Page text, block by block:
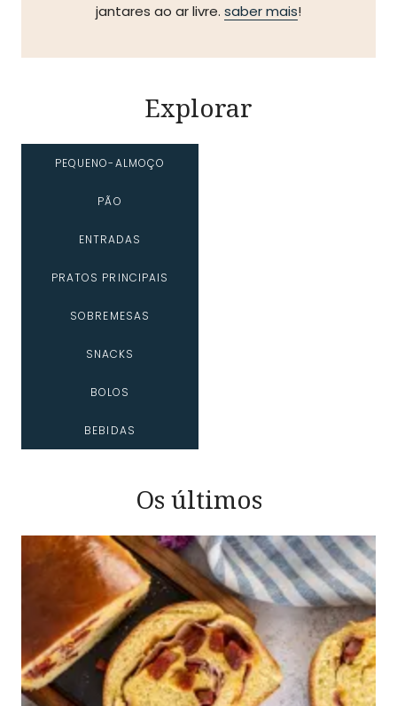
jantares ao ar livre. saber mais!
Explorar
PEQUENO-ALMOÇO
PÃO
ENTRADAS
PRATOS PRINCIPAIS
SOBREMESAS
SNACKS
BOLOS
BEBIDAS
Os últimos